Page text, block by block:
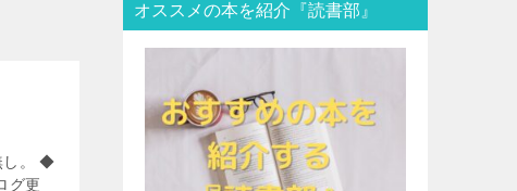
し。 ◆
グ更
オススメの本を紹介『読書部』